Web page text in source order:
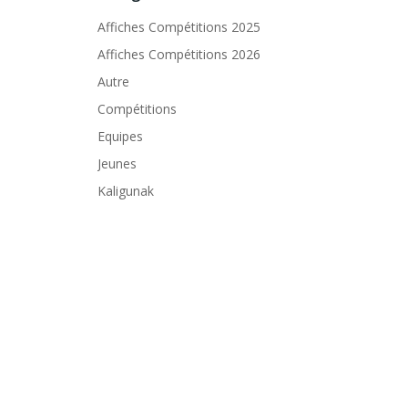
Affiches Compétitions 2025
Affiches Compétitions 2026
Autre
Compétitions
Equipes
Jeunes
Kaligunak